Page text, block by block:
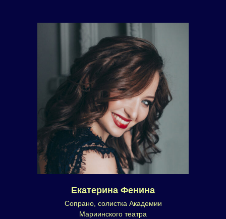
Екатерина Фенина
Сопрано, солистка Академии
Мариинского театра